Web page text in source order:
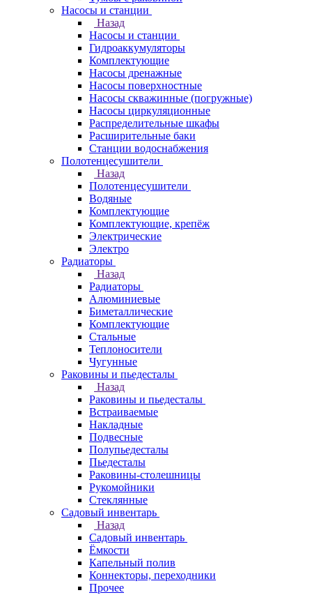
Насосы и станции
Назад
Насосы и станции
Гидроаккумуляторы
Комплектующие
Насосы дренажные
Насосы поверхностные
Насосы скважинные (погружные)
Насосы циркуляционные
Распределительные шкафы
Расширительные баки
Станции водоснабжения
Полотенцесушители
Назад
Полотенцесушители
Водяные
Комплектующие
Комплектующие, крепёж
Электрические
Электро
Радиаторы
Назад
Радиаторы
Алюминиевые
Биметаллические
Комплектующие
Стальные
Теплоносители
Чугунные
Раковины и пьедесталы
Назад
Раковины и пьедесталы
Встраиваемые
Накладные
Подвесные
Полупьедесталы
Пьедесталы
Раковины-столешницы
Рукомойники
Стеклянные
Садовый инвентарь
Назад
Садовый инвентарь
Ёмкости
Капельный полив
Коннекторы, переходники
Прочее